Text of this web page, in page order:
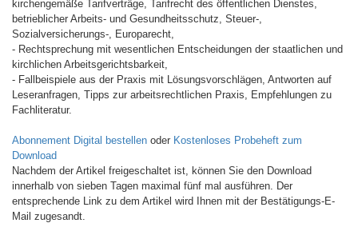
kirchengemäße Tarifverträge, Tarifrecht des öffentlichen Dienstes,
betrieblicher Arbeits- und Gesundheitsschutz, Steuer-,
Sozialversicherungs-, Europarecht,
- Rechtsprechung mit wesentlichen Entscheidungen der staatlichen und
kirchlichen Arbeitsgerichtsbarkeit,
- Fallbeispiele aus der Praxis mit Lösungsvorschlägen, Antworten auf
Leseranfragen, Tipps zur arbeitsrechtlichen Praxis, Empfehlungen zu
Fachliteratur.
Abonnement Digital bestellen oder Kostenloses Probeheft zum
Download
Nachdem der Artikel freigeschaltet ist, können Sie den Download
innerhalb von sieben Tagen maximal fünf mal ausführen. Der
entsprechende Link zu dem Artikel wird Ihnen mit der Bestätigungs-E-
Mail zugesandt.